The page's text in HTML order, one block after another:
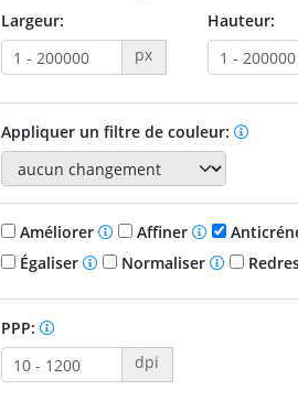
Largeur:
px
Hauteur:
Appliquer un filtre de couleur:
Améliorer Affiner
Égaliser
Normaliser
PPP:
dpi